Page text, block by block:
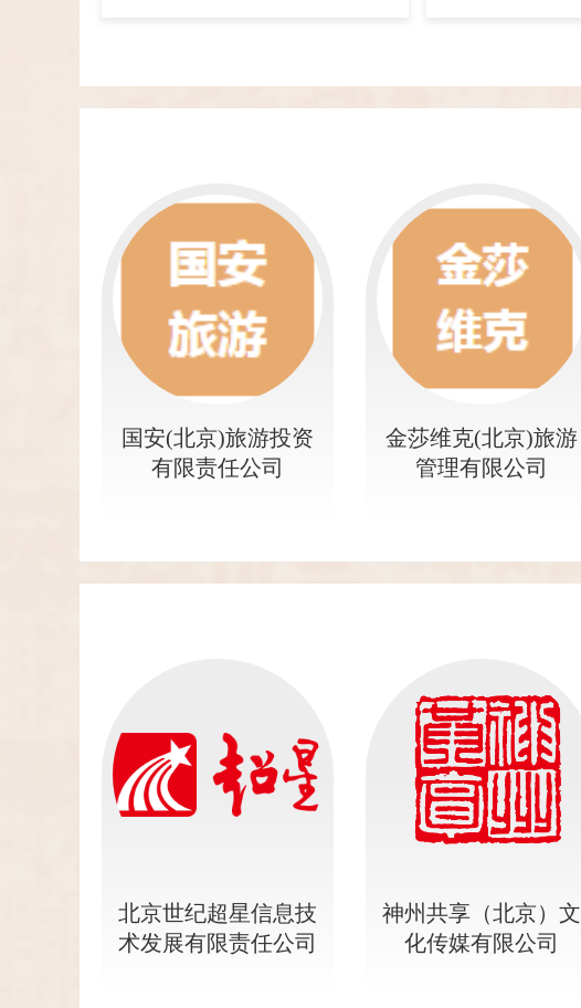
国安(北京)旅游投资
有限责任公司
金莎维克(北京)旅游
管理有限公司
北京世纪超星信息技
术发展有限责任公司
神州共享（北京）文
化传媒有限公司